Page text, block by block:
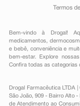
Termos
Bem-vindo à Drogal!
medicamentos ,
e bebê, conveniênciae
bem-estar. Explore
Confira todas as categorias
Drogal Farmacêutica LTDA
São João, 909 - Bairro Alto -
de Atendimento ao